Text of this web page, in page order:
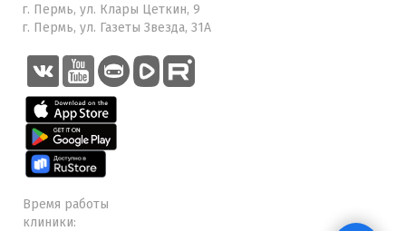
г. Пермь, ул. Клары Цеткин, 9
г. Пермь, ул. Газеты Звезда, 31А
Время работы
клиники: